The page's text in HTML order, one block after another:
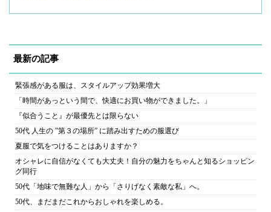
最新の記事
緊張感がある服は、スタイルアップ効果増大
「時間があっという間で、快適にお買い物ができました。」
『似合うこと』が最優先とは限らない
50代 人生の ”第３の場所” に踏み出すための服選び
夏服で気をつけることはありますか？
オシャレに自信がなくても大丈夫！自分の魅力をちゃんと知るショッピン
グ同行
50代「地味で無難な人」から「さりげなく素敵な私」へ。
50代、まだまだこれからおしゃれを楽しめる。